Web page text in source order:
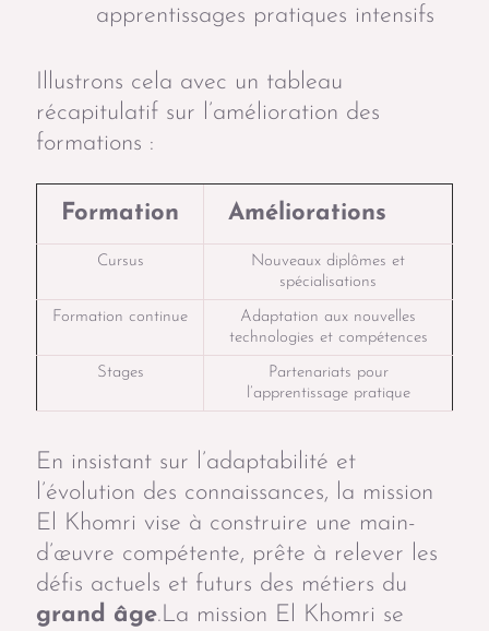
apprentissages pratiques intensifs
Illustrons cela avec un tableau
récapitulatif sur l’amélioration des
formations :
Formation Améliorations
Cursus
Nouveaux diplômes et
spécialisations
Formation continue
Adaptation aux nouvelles
technologies et compétences
Stages
Partenariats pour
l’apprentissage pratique
En insistant sur l’adaptabilité et
l’évolution des connaissances, la mission
El Khomri vise à construire une main-
d’œuvre compétente, prête à relever les
défis actuels et futurs des métiers du
grand âge.La mission El Khomri se